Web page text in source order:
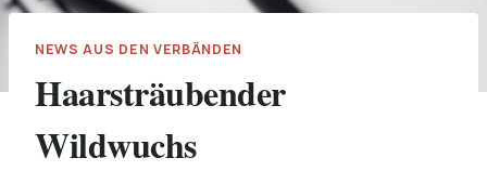
NEWS AUS DEN VERBÄNDEN
Haarsträubender
Wildwuchs